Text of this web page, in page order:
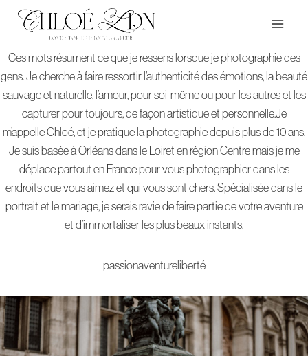
Aller
Ces mots résument ce que je ressens lorsque je photographie des
gens. Je cherche à faire ressortir l’authenticité des émotions, la beauté
sauvage et naturelle, l’amour, pour soi-même ou pour les autres et les
capturer pour toujours, de façon artistique et personnelle.Je
m’appelle Chloé, et je pratique la photographie depuis plus de 10 ans.
Je suis basée à Orléans dans le Loiret en région Centre mais je me
déplace partout en France pour vous photographier dans les
endroits que vous aimez et qui vous sont chers. Spécialisée dans le
portrait et le mariage, je serais ravie de faire partie de votre aventure
et d’immortaliser les plus beaux instants.
passionaventureliberté